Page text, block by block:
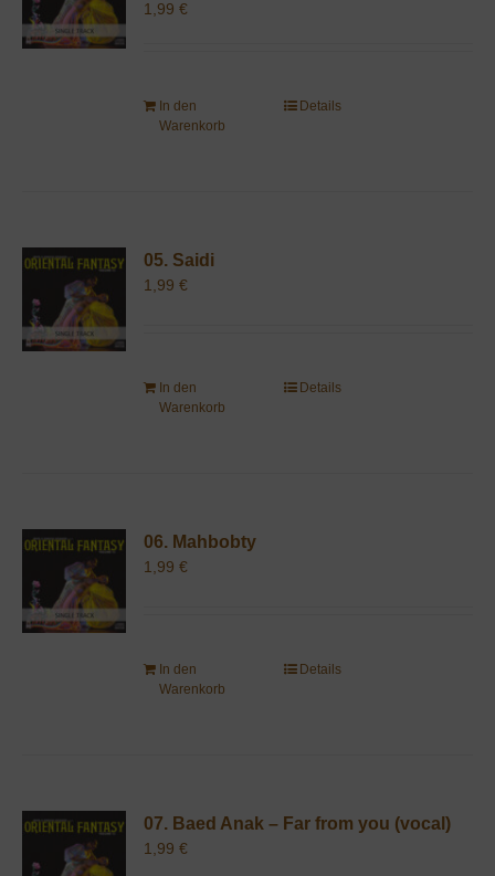
1,99€
In den
Warenkorb
Details
05. Saidi
1,99€
In den
Warenkorb
Details
06. Mahbobty
1,99€
In den
Warenkorb
Details
07. Baed Anak – Far from you (vocal)
1,99€